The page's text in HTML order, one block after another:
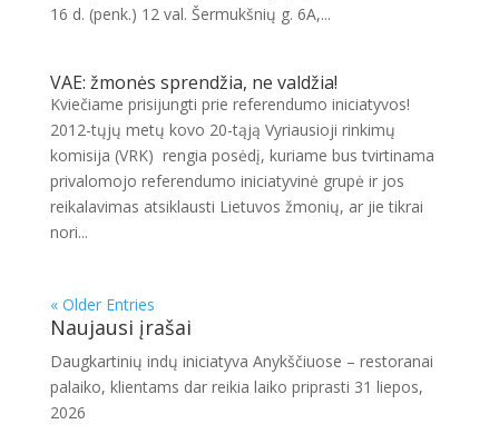
16 d. (penk.) 12 val. Šermukšnių g. 6A,...
VAE: žmonės sprendžia, ne valdžia!
Kviečiame prisijungti prie referendumo iniciatyvos!
2012-tųjų metų kovo 20-tąją Vyriausioji rinkimų
komisija (VRK) rengia posėdį, kuriame bus tvirtinama
privalomojo referendumo iniciatyvinė grupė ir jos
reikalavimas atsiklausti Lietuvos žmonių, ar jie tikrai
nori...
« Older Entries
Naujausi įrašai
Daugkartinių indų iniciatyva Anykščiuose – restoranai
palaiko, klientams dar reikia laiko priprasti 31 liepos,
2026